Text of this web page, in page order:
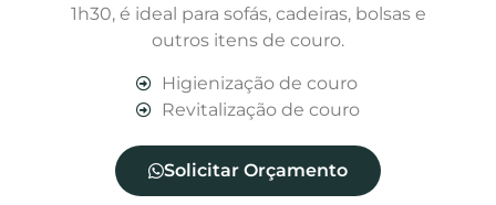
1h30, é ideal para sofás, cadeiras, bolsas e
outros itens de couro.
Higienização de couro
Revitalização de couro
Solicitar Orçamento